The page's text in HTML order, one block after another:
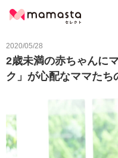
2020/05/28
2歳未満の赤ちゃんに
ク」が心配なママたち